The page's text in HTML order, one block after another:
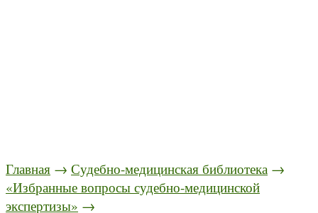
Главная → Судебно-медицинская библиотека →
«Избранные вопросы судебно-медицинской
экспертизы» →